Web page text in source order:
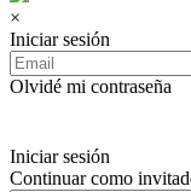
×
Iniciar sesión
Olvidé mi contraseña
Iniciar sesión
Continuar como